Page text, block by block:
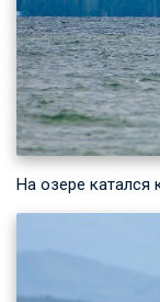
На озере катался